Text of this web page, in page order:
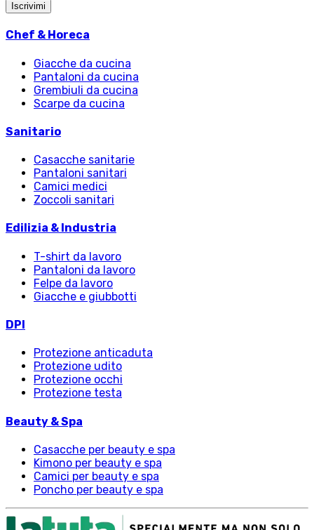
Iscrivimi
Chef & Horeca
Giacche da cucina
Pantaloni da cucina
Grembiuli da cucina
Scarpe da cucina
Sanitario
Casacche sanitarie
Pantaloni sanitari
Camici medici
Zoccoli sanitari
Edilizia & Industria
T-shirt da lavoro
Pantaloni da lavoro
Felpe da lavoro
Giacche e giubbotti
DPI
Protezione anticaduta
Protezione udito
Protezione occhi
Protezione testa
Beauty & Spa
Casacche per beauty e spa
Kimono per beauty e spa
Camici per beauty e spa
Poncho per beauty e spa